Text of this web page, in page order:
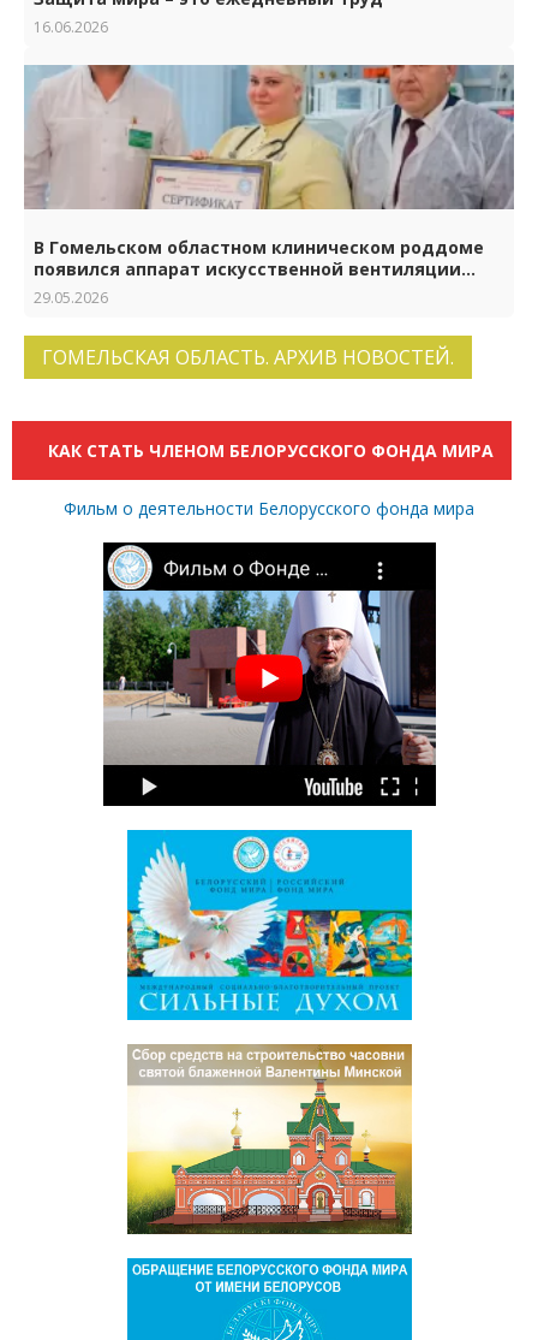
16.06.2026
В Гомельском областном клиническом роддоме
появился аппарат искусственной вентиляции
лёгких нового поколения
29.05.2026
ГОМЕЛЬСКАЯ ОБЛАСТЬ. АРХИВ НОВОСТЕЙ.
КАК СТАТЬ ЧЛЕНОМ БЕЛОРУССКОГО ФОНДА МИРА
Фильм о деятельности Белорусского фонда мира